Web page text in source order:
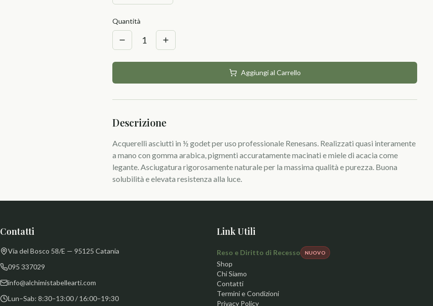
Quantità
1
Aggiungi al Carrello
Descrizione
Acquerelli asciutti in ½ godet per uso professionale Renesans. Realizzati quasi interamente
a mano con gomma arabica, pigmenti accuratamente macinati e miele di acacia come
legante. Asciugatura rigorosamente naturale per la massima qualità e purezza. Buona
solubilità e elevata resistenza alla luce.
Contatti
Via del Bosco 58/E — 95125 Catania
095 337029
info@alchimistabellearti.com
Lun–Sab: 8:30–13:00 / 16:00–19:30
Link Utili
Reso e Diritto di Recesso NUOVO
Shop
Chi Siamo
Contatti
Termini e Condizioni
Privacy Policy